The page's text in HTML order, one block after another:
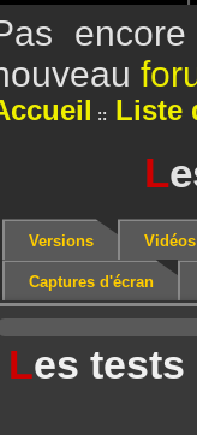
Liste
L
Versions Vidéos
Captures d'écran
Les